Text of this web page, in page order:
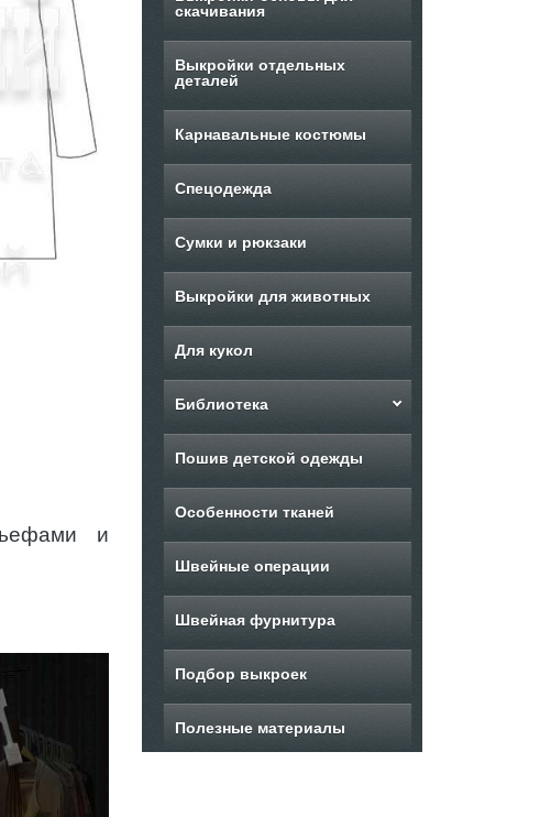
и
скачивания
Выкройки отдельных
деталей
Карнавальные костюмы
Спецодежда
Сумки и рюкзаки
Выкройки для животных
Для кукол
Библиотека
Пошив детской одежды
Особенности тканей
Швейные операции
Швейная фурнитура
Подбор выкроек
Полезные материалы